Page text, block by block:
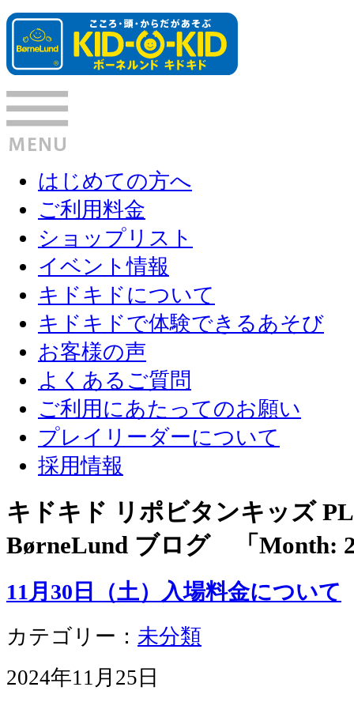
はじめての方へ
ご利用料金
ショップリスト
イベント情報
キドキドについて
キドキドで体験できるあそび
お客様の声
よくあるご質問
ご利用にあたってのお願い
プレイリーダーについて
採用情報
キドキド リポビタンキッズ
BørneLund ブログ 「Month:
11月30日（土）入場料金について
カテゴリー： 未分類
2024年11月25日